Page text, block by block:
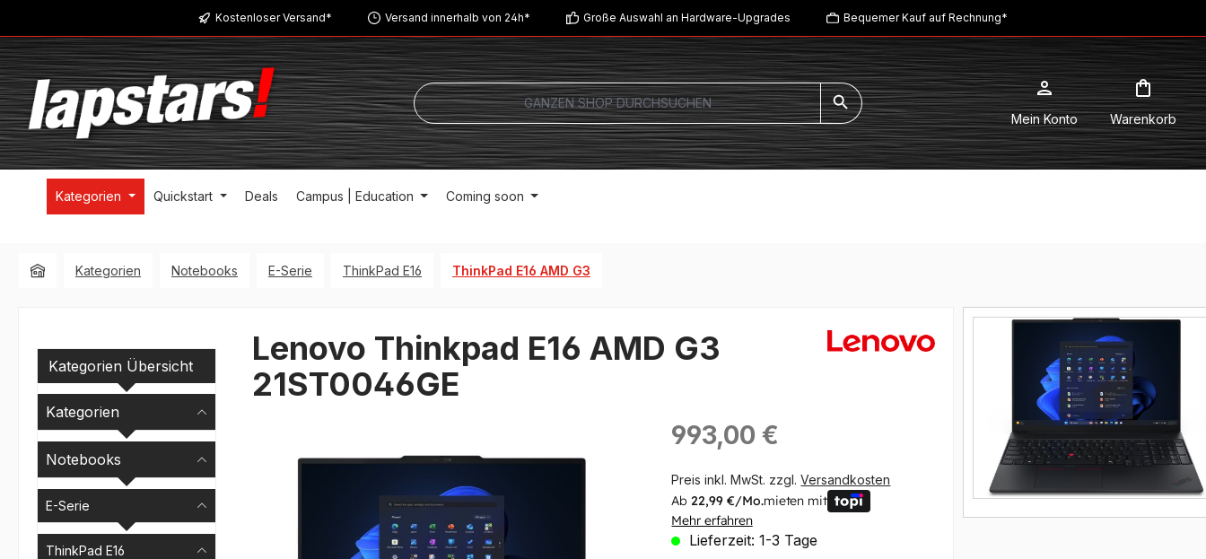
Zur Hauptnavigation springenKostenloser Versand* Versand innerhalb von 24h* Große Auswahl an Hardware-Upgrades Bequemer Kauf auf Rechnung*
Mein Konto Warenkorb
Kategorien Quickstart Deals Campus | Education Coming soon
Kategorien Notebooks E-Serie ThinkPad E16 ThinkPad E16 AMD G3
Kategorien Übersicht
Kategorien
Notebooks
E-Serie
ThinkPad E16
Lenovo Thinkpad E16 AMD G3
21ST0046GE
Regulärer Preis:
993,00 €
Preis inkl. MwSt. zzgl.Versandkosten
Ab22,99 €/Mo.mieten mit
Mehr erfahren
Lieferzeit: 1-3 Tage